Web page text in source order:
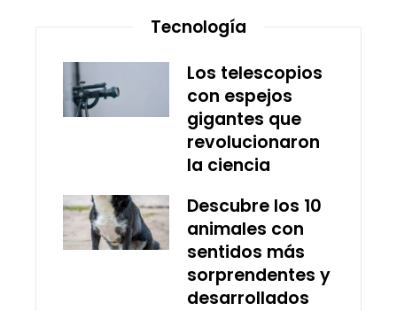
Tecnología
Los telescopios
con espejos
gigantes que
revolucionaron
la ciencia
Descubre los 10
animales con
sentidos más
sorprendentes y
desarrollados